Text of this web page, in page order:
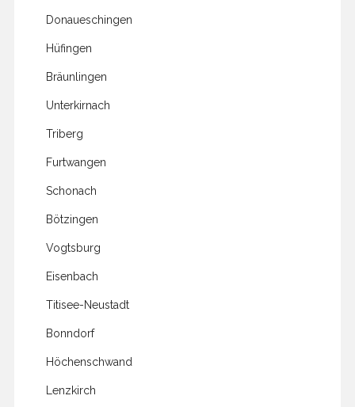
Donaueschingen
Hüfingen
Bräunlingen
Unterkirnach
Triberg
Furtwangen
Schonach
Bötzingen
Vogtsburg
Eisenbach
Titisee-Neustadt
Bonndorf
Höchenschwand
Lenzkirch